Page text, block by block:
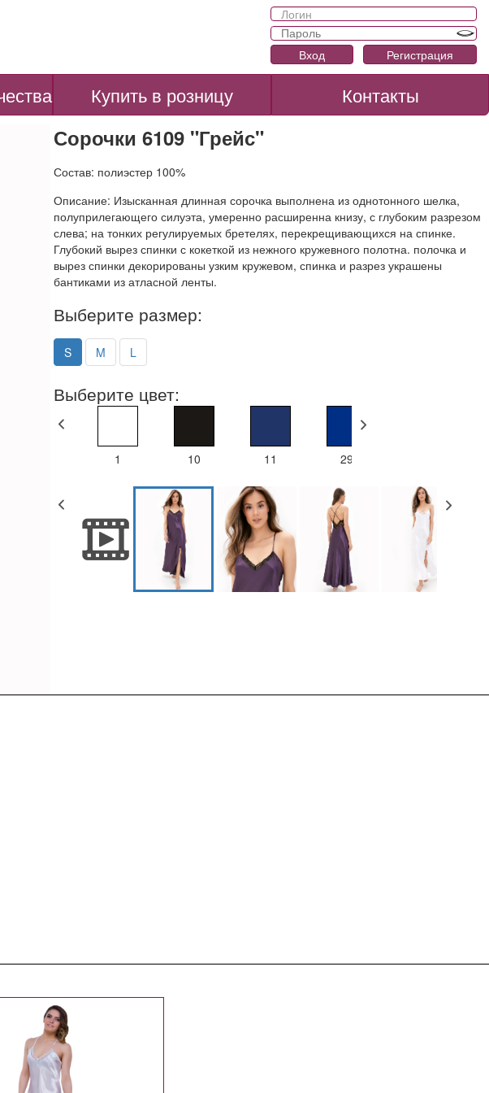
Регистрация
Вход
Купить в розницу Контакты
Сорочки 6109 "Грейс"
Состав: полиэстер 100%
Описание: Изысканная длинная сорочка выполнена из однотонного шелка,
полуприлегающего силуэта, умеренно расширенна книзу, с глубоким разрезом
слева; на тонких регулируемых бретелях, перекрещивающихся на спинке.
Глубокий вырез спинки с кокеткой из нежного кружевного полотна. полочка и
вырез спинки декорированы узким кружевом, спинка и разрез украшены
бантиками из атласной ленты.
Выберите размер:
S M L
Выберите цвет:
1 10 11 29